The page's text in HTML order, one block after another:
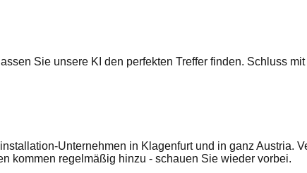
Sie unsere KI den perfekten Treffer finden. Schluss
Unternehmen in Klagenfurt und in ganz Austria.
kommen regelmäßig hinzu - schauen Sie wieder vorbei.